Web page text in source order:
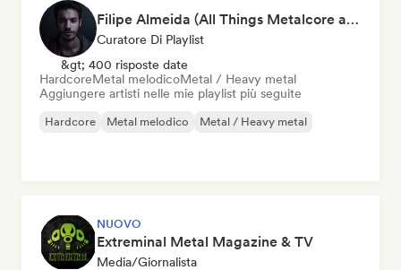
Filipe Almeida (All Things Metalcore and Metalcore Instrumentals)
Curatore Di Playlist
&gt; 400 risposte date
HardcoreMetal melodicoMetal / Heavy metal
Aggiungere artisti nelle mie playlist più seguite
Hardcore Metal melodico Metal / Heavy metal
NUOVO
Extreminal Metal Magazine & TV
Media/Giornalista